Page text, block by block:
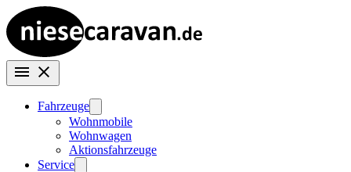
Fahrzeuge
Wohnmobile
Wohnwagen
Aktionsfahrzeuge
Service